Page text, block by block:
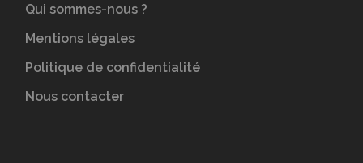
Qui sommes-nous ?
Mentions légales
Politique de confidentialité
Nous contacter